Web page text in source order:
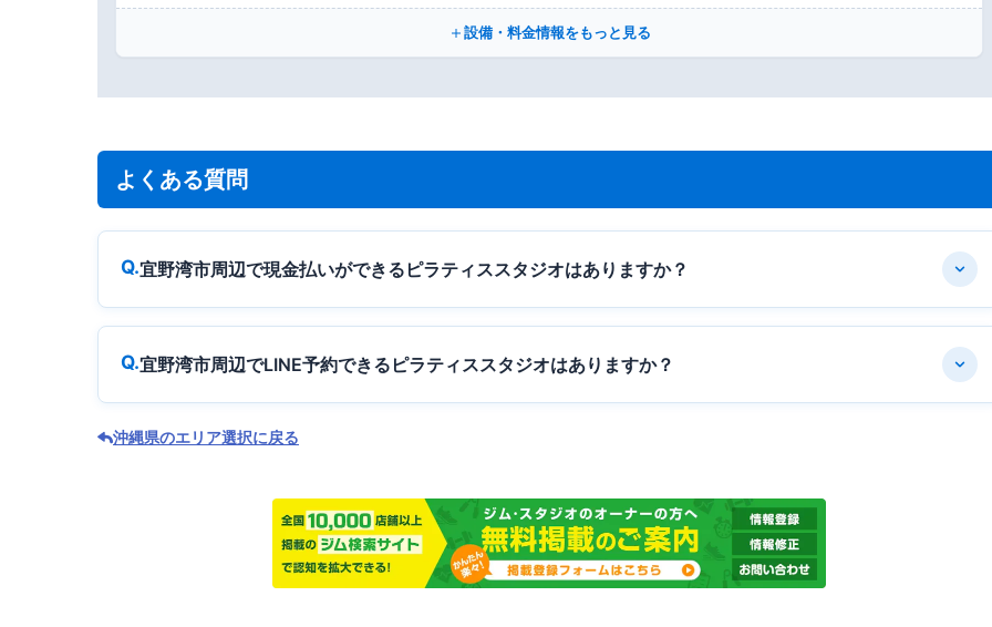
設備・料金情報をもっと見る
よくある質問
宜野湾市周辺で現金払いができるピラティススタジオはありますか？
宜野湾市周辺でLINE予約できるピラティススタジオはありますか？
沖縄県のエリア選択に戻る